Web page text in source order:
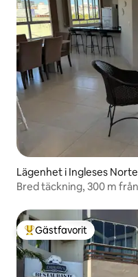
Lägenhet i Ingleses Norte
Bred täckning, 300 m
Populär gästfavorit
Gästfavorit